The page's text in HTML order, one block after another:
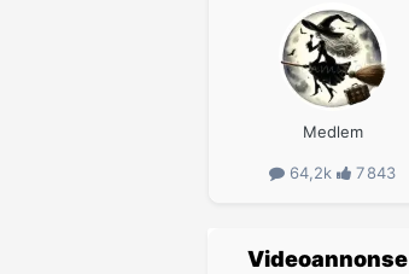
Medlem
64,2k 7 843
Videoannonse